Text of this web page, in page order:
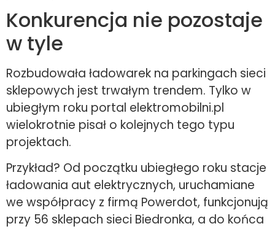
Konkurencja nie pozostaje
w tyle
Rozbudowała ładowarek na parkingach sieci
sklepowych jest trwałym trendem. Tylko w
ubiegłym roku portal elektromobilni.pl
wielokrotnie pisał o kolejnych tego typu
projektach.
Przykład? Od początku ubiegłego roku stacje
ładowania aut elektrycznych, uruchamiane
we współpracy z firmą Powerdot, funkcjonują
przy 56 sklepach sieci Biedronka, a do końca